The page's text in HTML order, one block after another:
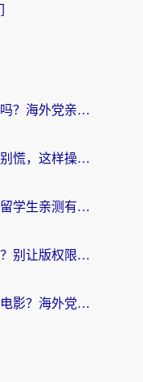
酷狗会员在国外可以听歌吗？海外党亲测有效：3步解决音乐权限难题
在国外无法听国内的歌？别慌，这样操作就能畅听QQ音乐（附亲测加速器推荐）
在国外如何看腾讯视频？留学生亲测有效的回国加速方案
在国外怎么听国内的音乐？别让版权限制断了你的华语歌单
怎么在国外看腾讯视频的电影？海外党亲测有效的回国加速指南